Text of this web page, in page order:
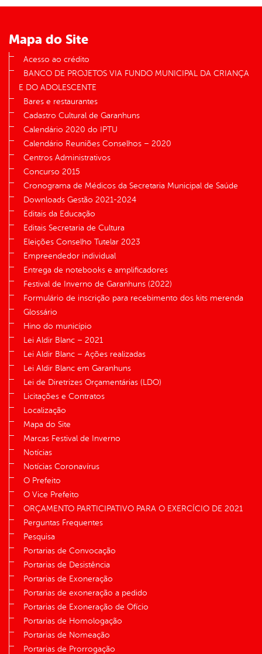
Mapa do Site
Acesso ao crédito
BANCO DE PROJETOS VIA FUNDO MUNICIPAL DA CRIANÇA
E DO ADOLESCENTE
Bares e restaurantes
Cadastro Cultural de Garanhuns
Calendário 2020 do IPTU
Calendário Reuniões Conselhos – 2020
Centros Administrativos
Concurso 2015
Cronograma de Médicos da Secretaria Municipal de Saúde
Downloads Gestão 2021-2024
Editais da Educação
Editais Secretaria de Cultura
Eleições Conselho Tutelar 2023
Empreendedor individual
Entrega de notebooks e amplificadores
Festival de Inverno de Garanhuns (2022)
Formulário de inscrição para recebimento dos kits merenda
Glossário
Hino do município
Lei Aldir Blanc – 2021
Lei Aldir Blanc – Ações realizadas
Lei Aldir Blanc em Garanhuns
Lei de Diretrizes Orçamentárias (LDO)
Licitações e Contratos
Localização
Mapa do Site
Marcas Festival de Inverno
Notícias
Notícias Coronavírus
O Prefeito
O Vice Prefeito
ORÇAMENTO PARTICIPATIVO PARA O EXERCÍCIO DE 2021
Perguntas Frequentes
Pesquisa
Portarias de Convocação
Portarias de Desistência
Portarias de Exoneração
Portarias de exoneração a pedido
Portarias de Exoneração de Ofício
Portarias de Homologação
Portarias de Nomeação
Portarias de Prorrogação